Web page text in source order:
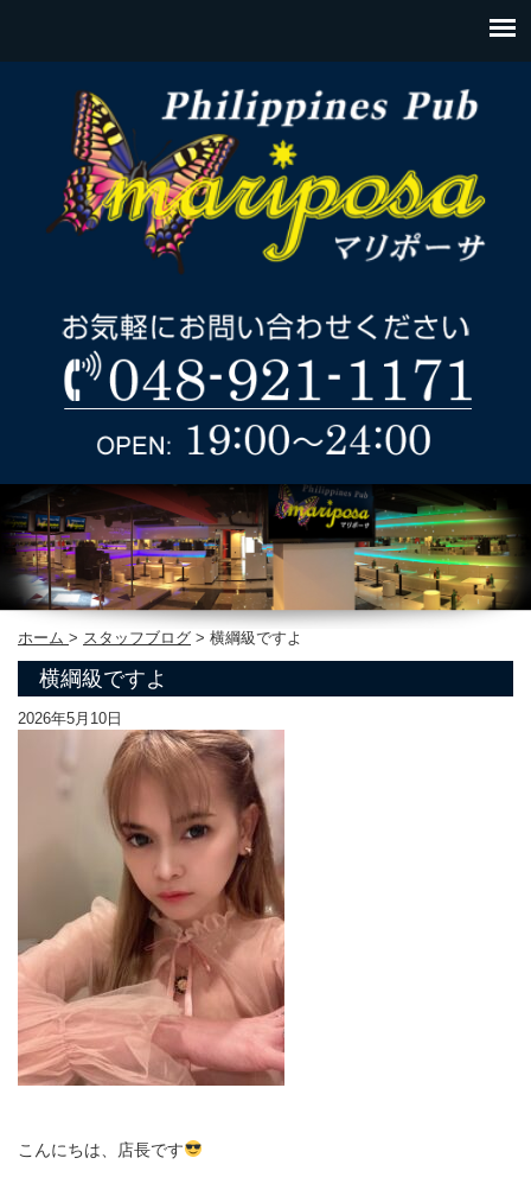
ホーム > スタッフブログ > 横綱級ですよ
横綱級ですよ
2026年5月10日
こんにちは、店長です